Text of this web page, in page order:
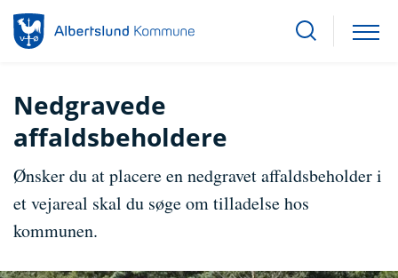
Nedgravede
affaldsbeholdere
Ønsker du at placere en nedgravet affaldsbeholder i
et vejareal skal du søge om tilladelse hos
kommunen.